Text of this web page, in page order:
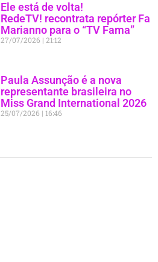
Ele está de volta!
RedeTV! recontrata repórter Fa
Marianno para o “TV Fama”
27/07/2026 21:12
Paula Assunção é a nova
representante brasileira no
Miss Grand International 2026
25/07/2026 16:46